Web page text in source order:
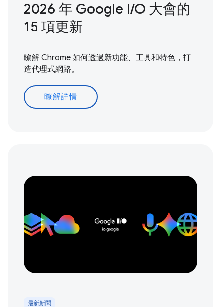
2026 年 Google I/O 大會的
15 項更新
瞭解 Chrome 如何透過新功能、工具和特色，打
造代理式網路。
瞭解詳情
最新新聞